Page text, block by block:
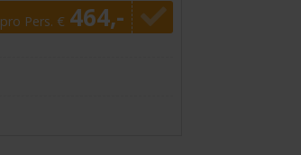
pro Pers. € 464,-